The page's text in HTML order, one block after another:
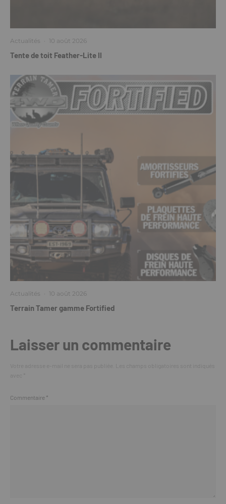
Actualités · 10 août 2026
Tente de toit Feather-Lite II
Actualités · 10 août 2026
Terrain Tamer gamme Fortified
Laisser un commentaire
Commentaire *